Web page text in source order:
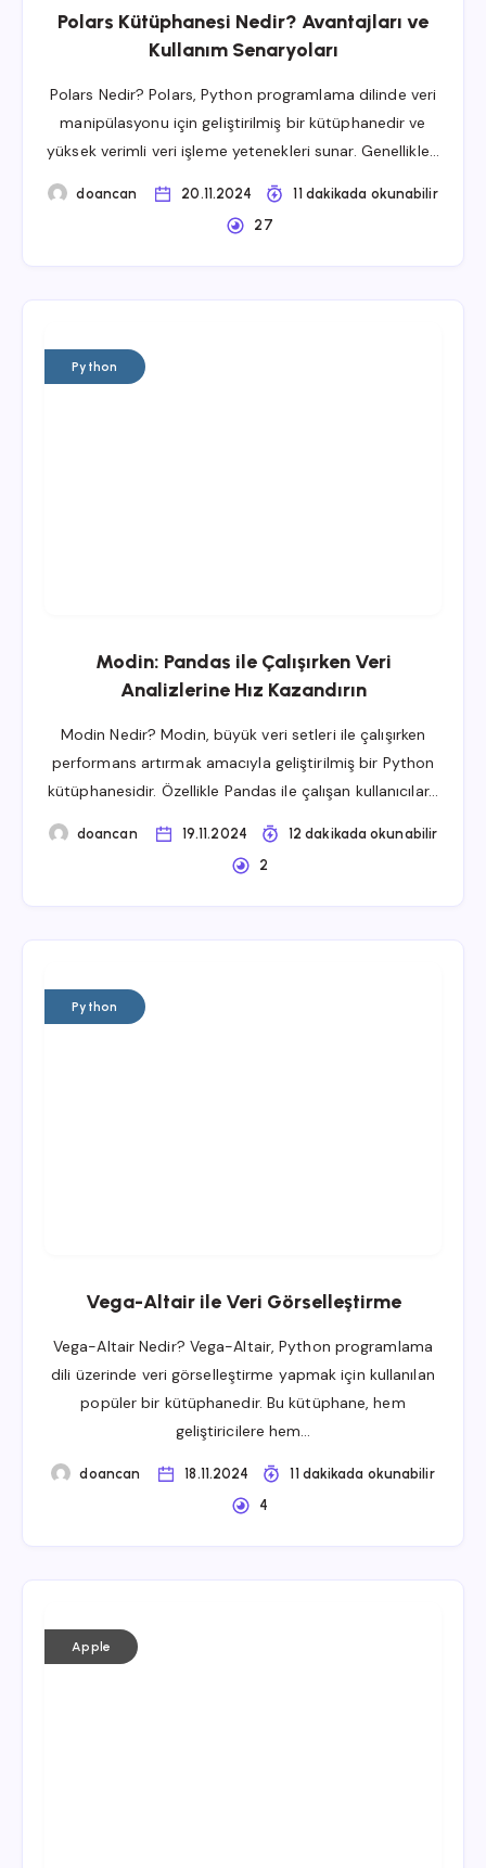
Polars Kütüphanesi Nedir? Avantajları ve
Kullanım Senaryoları
Polars Nedir? Polars, Python programlama dilinde veri
manipülasyonu için geliştirilmiş bir kütüphanedir ve
yüksek verimli veri işleme yetenekleri sunar. Genellikle…
doancan 20.11.2024
11 dakikada okunabilir
27
Python
Modin: Pandas ile Çalışırken Veri
Analizlerine Hız Kazandırın
Modin Nedir? Modin, büyük veri setleri ile çalışırken
performans artırmak amacıyla geliştirilmiş bir Python
kütüphanesidir. Özellikle Pandas ile çalışan kullanıcılar…
doancan 19.11.2024
12 dakikada okunabilir
2
Python
Vega-Altair ile Veri Görselleştirme
Vega-Altair Nedir? Vega-Altair, Python programlama
dili üzerinde veri görselleştirme yapmak için kullanılan
popüler bir kütüphanedir. Bu kütüphane, hem
geliştiricilere hem…
doancan 18.11.2024
11 dakikada okunabilir
4
Apple